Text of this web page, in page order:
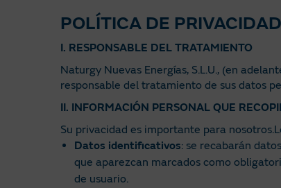
POLÍTICA DE
I. RESPONSABLE DEL TRATAMIENTO
Naturgy Nuevas Energías, S.L.U., (en
responsable del tratamiento de sus datos
II. INFORMACIÓN PERSONAL QUE
Su privacidad es importante para
Datos identificativos: se recabarán
que aparezcan marcados como
de usuario.